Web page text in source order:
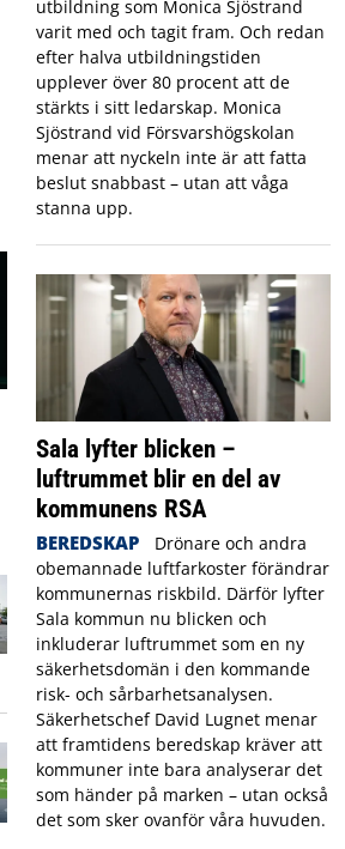
utbildning som Monica Sjöstrand
varit med och tagit fram. Och redan
efter halva utbildningstiden
upplever över 80 procent att de
stärkts i sitt ledarskap. Monica
Sjöstrand vid Försvarshögskolan
menar att nyckeln inte är att fatta
beslut snabbast – utan att våga
stanna upp.
Sala lyfter blicken –
luftrummet blir en del av
kommunens RSA
BEREDSKAP
Drönare och andra
obemannade luftfarkoster förändrar
kommunernas riskbild. Därför lyfter
Sala kommun nu blicken och
inkluderar luftrummet som en ny
säkerhetsdomän i den kommande
risk- och sårbarhetsanalysen.
Säkerhetschef David Lugnet menar
att framtidens beredskap kräver att
kommuner inte bara analyserar det
som händer på marken – utan också
det som sker ovanför våra huvuden.